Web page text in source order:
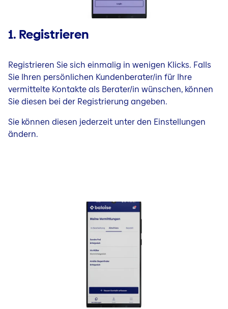
1. Registrieren
Registrieren Sie sich einmalig in wenigen Klicks. Falls
Sie Ihren persönlichen Kundenberater/in für Ihre
vermittelte Kontakte als Berater/in wünschen, können
Sie diesen bei der Registrierung angeben.
Sie können diesen jederzeit unter den Einstellungen
ändern.